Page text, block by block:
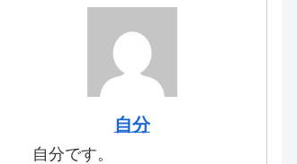
自分
自分です。